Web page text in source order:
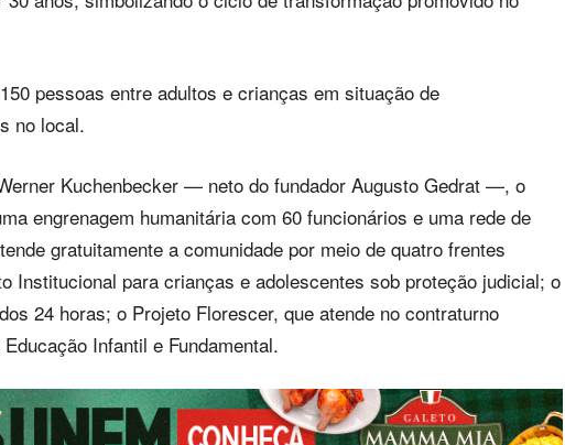
pessoas entre adultos e crianças em situação de
no local.
Kuchenbecker — neto do fundador Augusto Gedrat —, o
engrenagem humanitária com 60 funcionários e uma rede de
gratuitamente a comunidade por meio de quatro frentes
Institucional para crianças e adolescentes sob proteção judicial; o
24 horas; o Projeto Florescer, que atende no contraturno
Infantil e Fundamental.